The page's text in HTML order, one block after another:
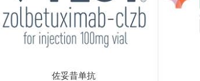
佐妥昔单抗